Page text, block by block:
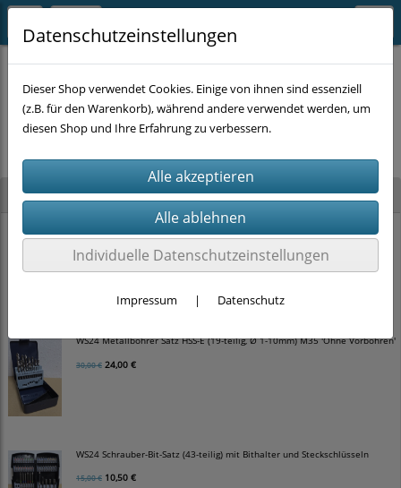
Neu im Shop
WS24 Hammerbohrer Satz SDS-plus 4-schneider (5-teilig, Ø 5-10mm)
15,00 €12,00 €
WS24 Metallbohrer Satz HSS-E (19-teilig, Ø 1-10mm) M35 'Ohne Vorbohren'
30,00 € 24,00 €
WS24 Schrauber-Bit-Satz (43-teilig) mit Bithalter und Steckschlüsseln
15,00 € 10,50 €
Es wurden leider keine Produkte gefunden.
Datenschutzeinstellungen
Dieser Shop verwendet Cookies. Einige von ihnen sind essenziell
(z.B. für den Warenkorb), während andere verwendet werden, um
diesen Shop und Ihre Erfahrung zu verbessern.
Individuelle Datenschutzeinstellungen
Impressum | Datenschutz